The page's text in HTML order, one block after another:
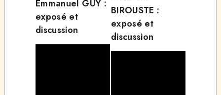
Emmanuel GUY :
exposé et
discussion
BIROUSTE :
exposé et
discussion